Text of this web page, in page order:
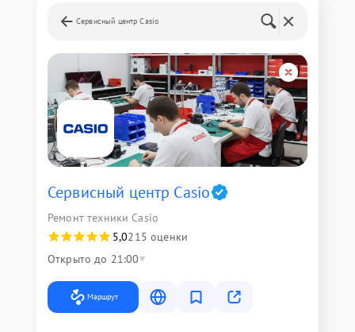
Сервисный центр Casio
Сервисный центр Casio
Ремонт техники Casio
5,0215 оценки
Открыто до 21:00
Маршрут